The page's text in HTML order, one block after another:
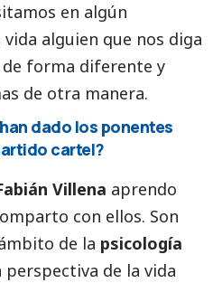
en algún
alguien que nos diga
de forma diferente y
de otra manera.
dado los ponentes
cartel?
Villena aprendo
con ellos. Son
de la psicología
perspectiva de la vida